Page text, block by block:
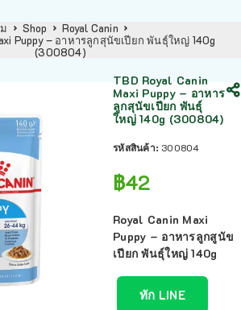
Shop
Royal Canin
Puppy – อาหารลูกสุนัขเปียก พันธุ์ใหญ่ 140g
(300804)
TBD Royal Canin
Maxi Puppy – อาหาร
ลูกสุนัขเปียก พันธุ์
ใหญ่ 140g (300804)
รหัสสินค้า: 300804
฿42
Royal Canin Maxi
Puppy – อาหารลูกสูนัข
เปียก พันธุ์ใหญ่ 140g
ทัก LINE